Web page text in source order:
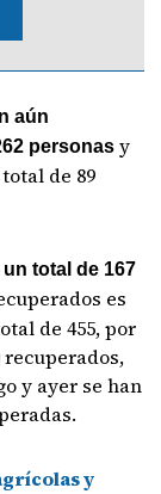
aún
personas y
de 89
total de 167
es
de 455, por
recuperados,
y ayer se han
y